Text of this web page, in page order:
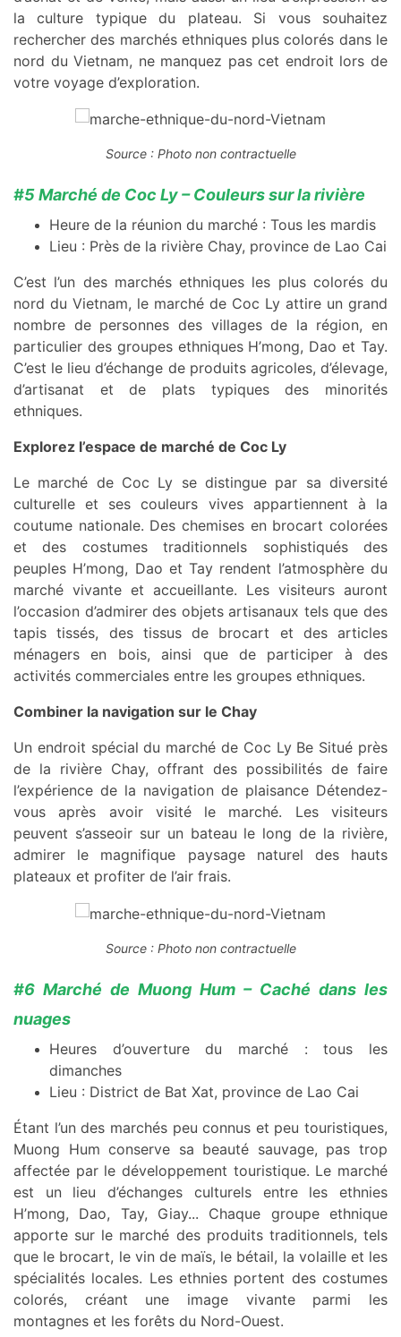
la culture typique du plateau. Si vous souhaitez
rechercher des marchés ethniques plus colorés dans le
nord du Vietnam, ne manquez pas cet endroit lors de
votre voyage d’exploration.
Source : Photo non contractuelle
#5 Marché de Coc Ly – Couleurs sur la rivière
Heure de la réunion du marché : Tous les mardis
Lieu : Près de la rivière Chay, province de Lao Cai
C’est l’un des marchés ethniques les plus colorés du
nord du Vietnam, le marché de Coc Ly attire un grand
nombre de personnes des villages de la région, en
particulier des groupes ethniques H’mong, Dao et Tay.
C’est le lieu d’échange de produits agricoles, d’élevage,
d’artisanat et de plats typiques des minorités
ethniques.
Explorez l’espace de marché de Coc Ly
Le marché de Coc Ly se distingue par sa diversité
culturelle et ses couleurs vives appartiennent à la
coutume nationale. Des chemises en brocart colorées
et des costumes traditionnels sophistiqués des
peuples H’mong, Dao et Tay rendent l’atmosphère du
marché vivante et accueillante. Les visiteurs auront
l’occasion d’admirer des objets artisanaux tels que des
tapis tissés, des tissus de brocart et des articles
ménagers en bois, ainsi que de participer à des
activités commerciales entre les groupes ethniques.
Combiner la navigation sur le Chay
Un endroit spécial du marché de Coc Ly Be Situé près
de la rivière Chay, offrant des possibilités de faire
l’expérience de la navigation de plaisance Détendez-
vous après avoir visité le marché. Les visiteurs
peuvent s’asseoir sur un bateau le long de la rivière,
admirer le magnifique paysage naturel des hauts
plateaux et profiter de l’air frais.
Source : Photo non contractuelle
#6 Marché de Muong Hum – Caché dans les
nuages
Heures d’ouverture du marché : tous les
dimanches
Lieu : District de Bat Xat, province de Lao Cai
Étant l’un des marchés peu connus et peu touristiques,
Muong Hum conserve sa beauté sauvage, pas trop
affectée par le développement touristique. Le marché
est un lieu d’échanges culturels entre les ethnies
H’mong, Dao, Tay, Giay... Chaque groupe ethnique
apporte sur le marché des produits traditionnels, tels
que le brocart, le vin de maïs, le bétail, la volaille et les
spécialités locales. Les ethnies portent des costumes
colorés, créant une image vivante parmi les
montagnes et les forêts du Nord-Ouest.